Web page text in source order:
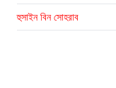
হুসাইন বিন সোহরাব